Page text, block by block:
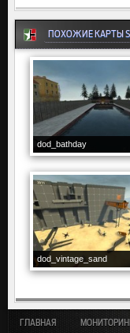
ПОХОЖИЕ КАРТЫ
dod_bathday
dod_vintage_sand
ГЛАВНАЯ